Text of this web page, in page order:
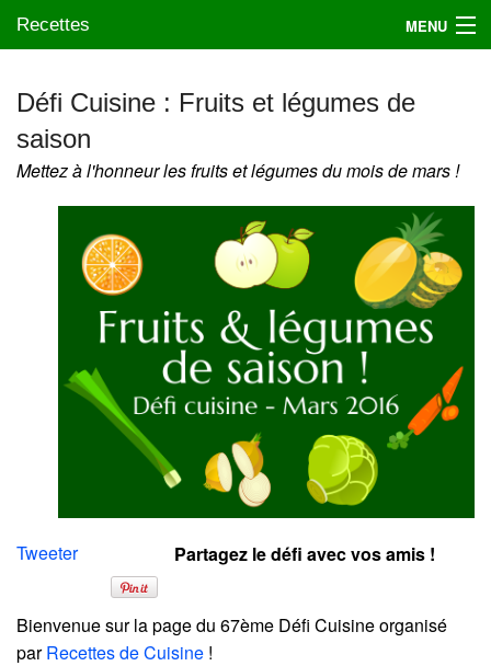
Recettes MENU
Mes blogs préférés
Défi Cuisine : Fruits et légumes de
saison
Mettez à l'honneur les fruits et légumes du mois de mars !
Tweeter Partagez le défi avec vos amis !
Bienvenue sur la page du 67ème Défi Cuisine organisé
parRecettes de Cuisine !